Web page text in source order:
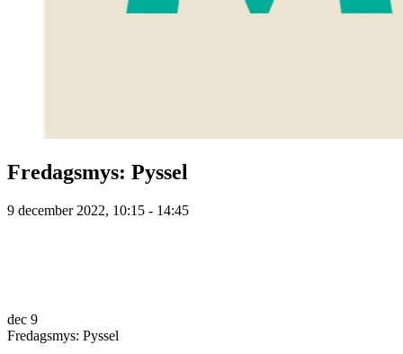
Fredagsmys: Pyssel
9 december 2022, 10:15 - 14:45
dec 9
Fredagsmys: Pyssel